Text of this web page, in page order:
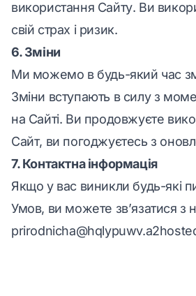
використання Сайту. Ви
свій страх і ризик.
6. Зміни
Ми можемо в будь-який час
Зміни вступають в силу з
на Сайті. Ви продовжуєте
Сайт, ви погоджуєтесь з
7. Контактна інформація
Якщо у вас виникли будь-які
Умов, ви можете зв’язатися з